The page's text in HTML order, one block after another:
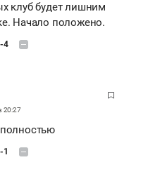
клуб будет лишним
Начало положено.
-4
20:27
-1